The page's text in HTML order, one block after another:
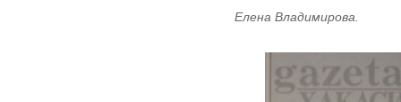
Елена Владимирова.